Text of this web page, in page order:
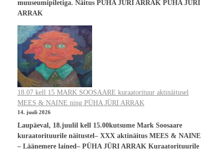
muuseumipiletiga. Näitus PÜHA JÜRI ARRAK PÜHA JÜRI
ARRAK
18.07 kell 15 MARK SOOSAARE kuraatorituur aktinäitusel
MEES & NAINE ning PÜHA JÜRI ARRAK
14. juuli 2026
Laupäeval, 18.juulil kell 15.00kutsume Mark Soosaare
kuraatorituurile näitustel– XXX aktinäitus MEES & NAINE
– Läänemere lained– PÜHA JÜRI ARRAK Kuraatorituurile